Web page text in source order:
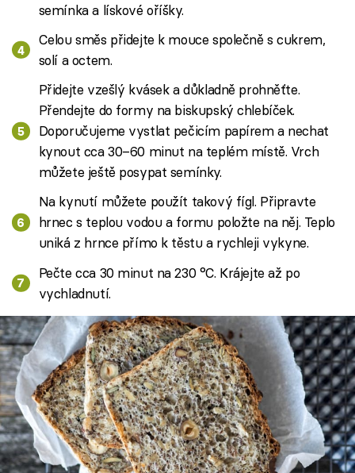
semínka a lískové oříšky.
Celou směs přidejte k mouce společně s cukrem,
solí a octem.
Přidejte vzešlý kvásek a důkladně prohněťte.
Přendejte do formy na biskupský chlebíček.
Doporučujeme vystlat pečicím papírem a nechat
kynout cca 30–60 minut na teplém místě. Vrch
můžete ještě posypat semínky.
Na kynutí můžete použít takový fígl. Připravte
hrnec s teplou vodou a formu položte na něj. Teplo
uniká z hrnce přímo k těstu a rychleji vykyne.
Pečte cca 30 minut na 230 °C. Krájejte až po
vychladnutí.